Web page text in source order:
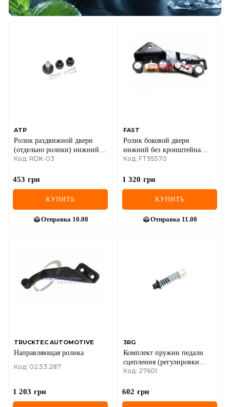
ATP
Ролик раздвижной двери
(отдельно ролики) нижний,
правой /левой двери Renault
Код: RDK-03
453 грн
КУПИТЬ
Отправка 10.08
FAST
Ролик боковой двери
нижний без кронштейна
FIAT Doblo 00-13
Код: FT95570
1 320 грн
КУПИТЬ
Отправка 11.08
TRUCKTEC AUTOMOTIVE
Направляющая ролика
Код: 02.53.287
1 203 грн
3RG
Комплект пружин педали
сцепления (регулировки
положения педали) Renault
Код: 27601
602 грн